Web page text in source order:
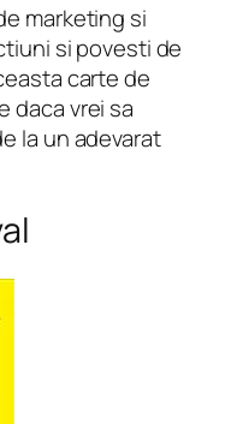
marketing si
si povesti de
carte de
daca vrei sa
la un adevarat